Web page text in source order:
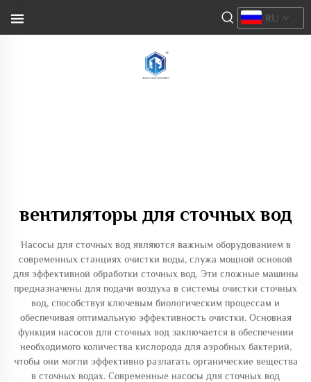
RU
вентиляторы для сточных вод
Насосы для сточных вод являются важным оборудованием в
современных станциях очистки воды, служа мощной основой
для эффективной обработки сточных вод. Эти сложные машины
предназначены для подачи воздуха в системы очистки сточных
вод, способствуя ключевым биологическим процессам и
обеспечивая оптимальную эффективность очистки. Основная
функция насосов для сточных вод заключается в обеспечении
необходимого количества кислорода для аэробных бактерий,
чтобы они могли эффективно разлагать органические вещества
в сточных водах. Современные насосы для сточных вод